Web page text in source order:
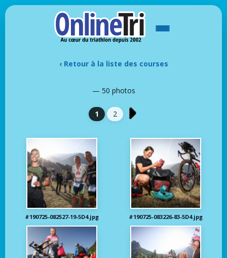
‹ Retour à la liste des courses
— 50 photos
1 2
#190725-082527-19-5D4.jpg #190725-083226-83-5D4.jpg